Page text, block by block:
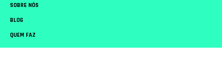
SOBRE NÓS
BLOG
QUEM FAZ
CONTATO